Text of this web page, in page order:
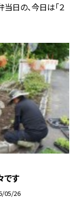
日の、今日は「２
です
05/26